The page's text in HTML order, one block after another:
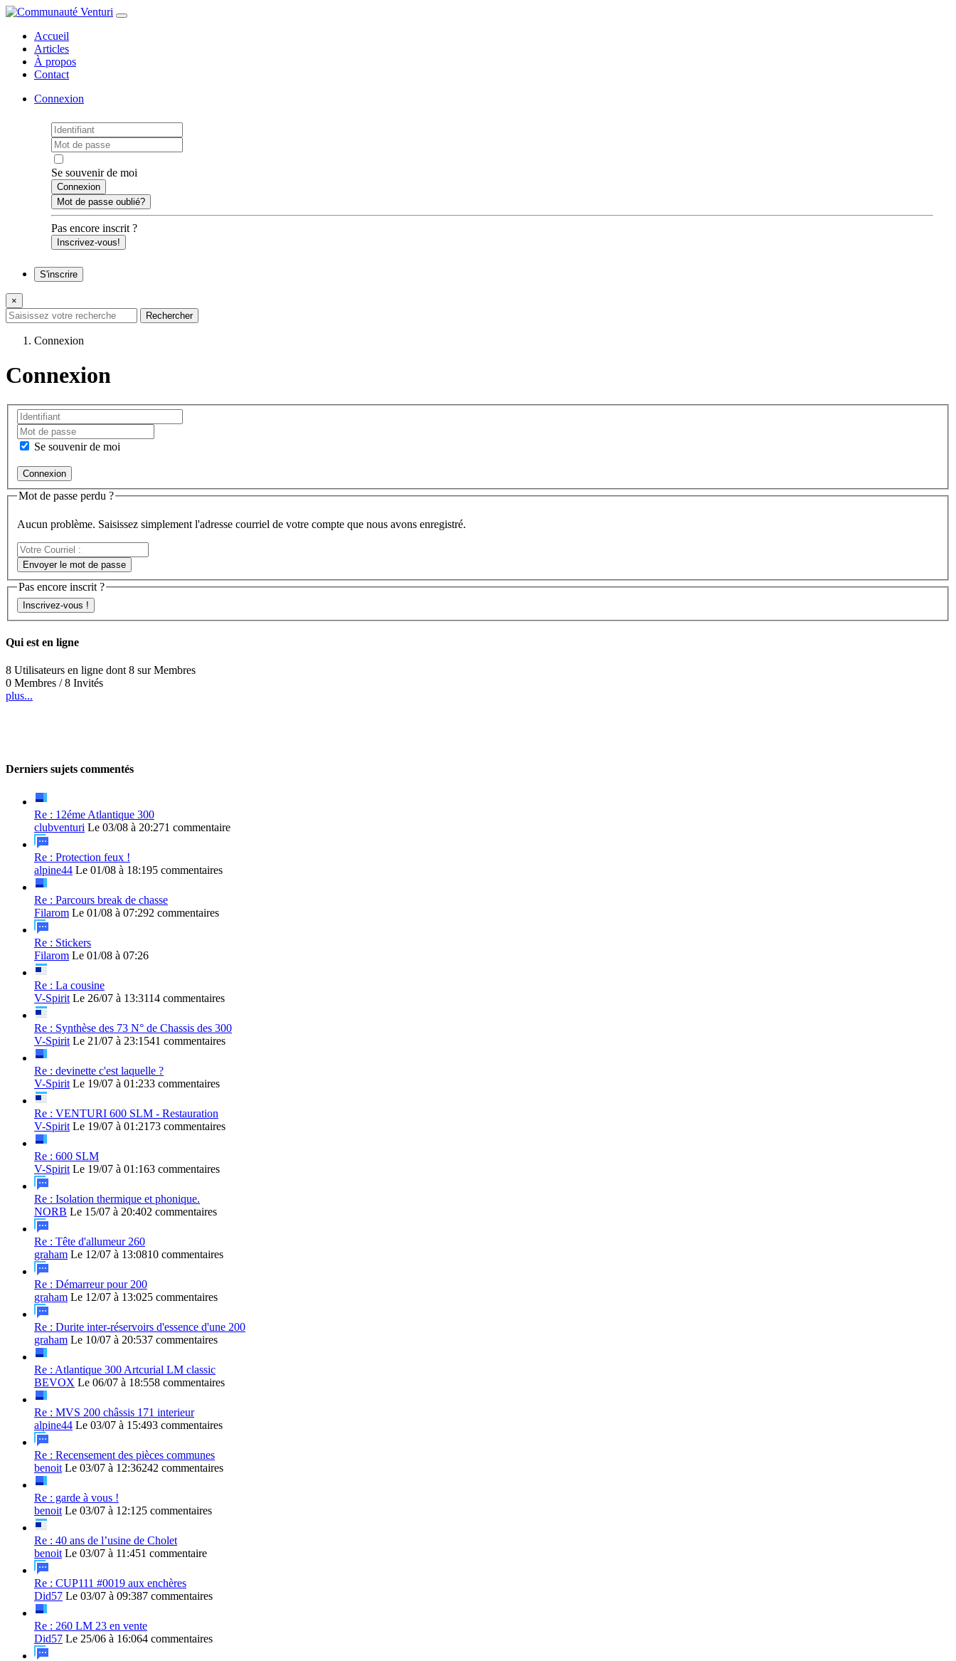
Accueil
Articles
À propos
Contact
Connexion
Se souvenir de moi
Mot de passe oublié?
Pas encore inscrit ?
Inscrivez-vous!
S'inscrire
×
Connexion
Connexion
Se souvenir de moi
Mot de passe perdu ?
Aucun problème. Saisissez simplement l'adresse courriel de votre compte que nous avons enregistré.
Votre
Courriel
:
Envoyer le mot de passe
Pas encore inscrit ?
Inscrivez-vous !
Qui est en ligne
8 Utilisateurs en ligne dont 8 sur Membres
0 Membres / 8 Invités
plus...
Derniers sujets commentés
Re : 12éme Atlantique 300
clubventuri Le 03/08 à 20:271 commentaire
Re : Protection feux !
alpine44 Le 01/08 à 18:195 commentaires
Re : Parcours break de chasse
Filarom Le 01/08 à 07:292 commentaires
Re : Stickers
Filarom Le 01/08 à 07:26
Re : La cousine
V-Spirit Le 26/07 à 13:3114 commentaires
Re : Synthèse des 73 N° de Chassis des 300
V-Spirit Le 21/07 à 23:1541 commentaires
Re : devinette c'est laquelle ?
V-Spirit Le 19/07 à 01:233 commentaires
Re : VENTURI 600 SLM - Restauration
V-Spirit Le 19/07 à 01:21 73 commentaires
Re : 600 SLM
V-Spirit Le 19/07 à 01:163 commentaires
Re : Isolation thermique et phonique.
NORB Le 15/07 à 20:402 commentaires
Re : Tête d'allumeur 260
graham Le 12/07 à 13:0810 commentaires
Re : Démarreur pour 200
graham Le 12/07 à 13:025 commentaires
Re : Durite inter-réservoirs d'essence d'une 200
graham Le 10/07 à 20:537 commentaires
Re : Atlantique 300 Artcurial LM classic
BEVOX Le 06/07 à 18:558 commentaires
Re : MVS 200 châssis 171 interieur
alpine44 Le 03/07 à 15:493 commentaires
Re : Recensement des pièces communes
benoit Le 03/07 à 12:36242 commentaires
Re : garde à vous !
benoit Le 03/07 à 12:125 commentaires
Re : 40 ans de l’usine de Cholet
benoit Le 03/07 à 11:451 commentaire
Re : CUP111 #0019 aux enchères
Did57 Le 03/07 à 09:387 commentaires
Re : 260 LM 23 en vente
Did57 Le 25/06 à 16:064 commentaires